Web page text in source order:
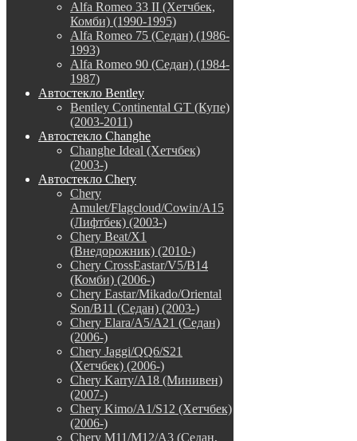
Alfa Romeo 33 II (Хетчбек,
Комби) (1990-1995)
Alfa Romeo 75 (Седан) (1986-
1993)
Alfa Romeo 90 (Седан) (1984-
1987)
Автостекло Bentley
Bentley Continental GT (Купе)
(2003-2011)
Автостекло Changhe
Changhe Ideal (Хетчбек)
(2003-)
Автостекло Chery
Chery
Amulet/Flagcloud/Cowin/A15
(Лифтбек) (2003-)
Chery Beat/X1
(Внедорожник) (2010-)
Chery CrossEastar/V5/B14
(Комби) (2006-)
Chery Eastar/Mikado/Oriental
Son/B11 (Седан) (2003-)
Chery Elara/A5/A21 (Седан)
(2006-)
Chery Jaggi/QQ6/S21
(Хетчбек) (2006-)
Chery Karry/A18 (Минивен)
(2007-)
Chery Kimo/A1/S12 (Хетчбек)
(2006-)
Chery M11/M12/A3 (Седан,